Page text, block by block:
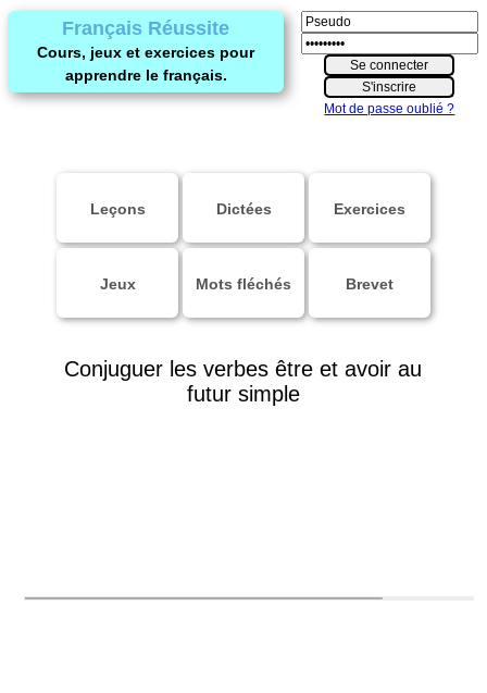
Français Réussite
Cours, jeux et exercices pour
apprendre le français.
Mot de passe oublié ?
Leçons Dictées Exercices
Jeux Mots fléchés Brevet
Conjuguer les verbes être et avoir au
futur simple